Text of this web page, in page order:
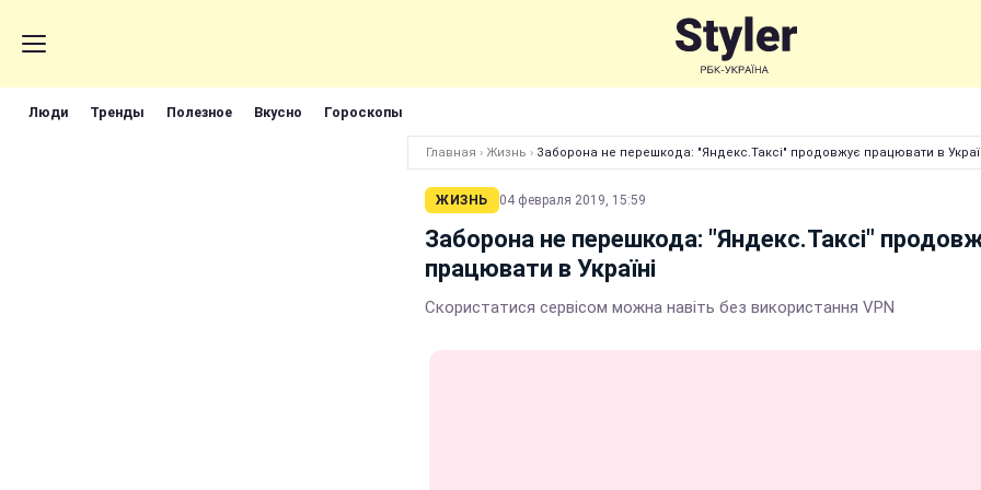
Люди Тренды Полезное Вкусно Гороскопы
Главная › Жизнь › Заборона не перешкода: "Яндекс.Таксі" продовжує працювати в
ЖИЗНЬ 04 февраля 2019, 15:59
Заборона не перешкода: "Яндекс.Таксі"
працювати в Україні
Скористатися сервісом можна навіть без використання VPN